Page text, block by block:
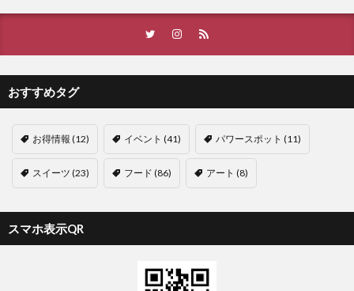
おすすめタグ
お得情報 (12) イベント (41) パワースポット (11)
スイーツ (23) フード (86) アート (8)
スマホ表示QR